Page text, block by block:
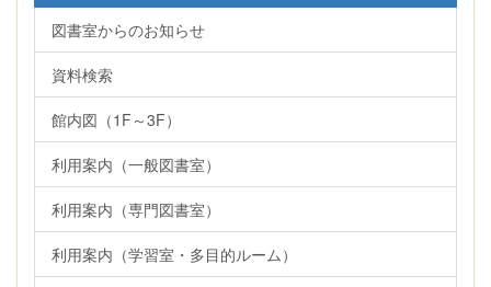
図書室からのお知らせ
資料検索
館内図（1F～3F）
利用案内（一般図書室）
利用案内（専門図書室）
利用案内（学習室・多目的ルーム）